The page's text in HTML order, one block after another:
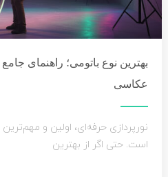
بهترین نوع باتومی؛ راهنمای
عکاسی
نورپردازی حرفه‌ای، اولین و
است. حتی اگر از بهترین